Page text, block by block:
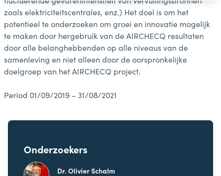
zoals elektriciteitscentrales, enz.) Het doel is om het
potentieel te onderzoeken om groei en innovatie mogelijk
te maken door hergebruik van de AIRCHECQ resultaten
door alle belanghebbenden op alle niveaus van de
samenleving en niet alleen door de oorspronkelijke
doelgroep van het AIRCHECQ project.
Period 01/09/2019 – 31/08/2021
Onderzoekers
Dr. Olivier Schalm